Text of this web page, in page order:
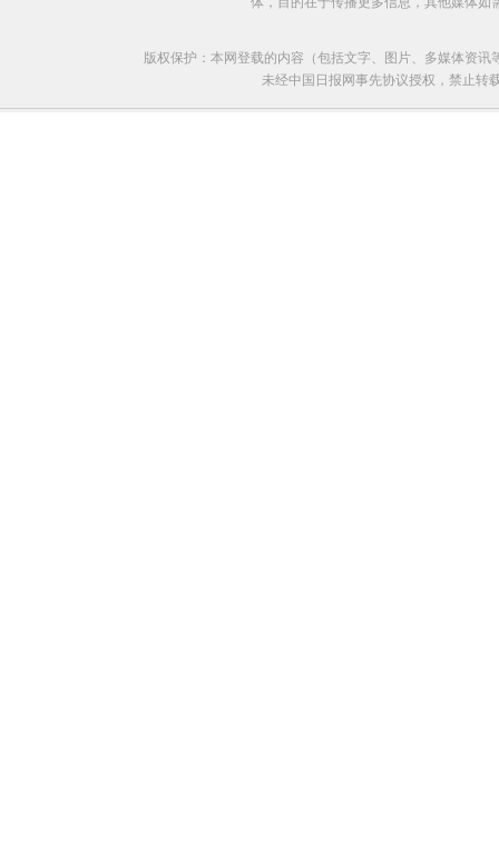
版权保护：本网登载的内容（包括文字、图片、多媒体资
未经中国日报网事先协议授权，禁止转